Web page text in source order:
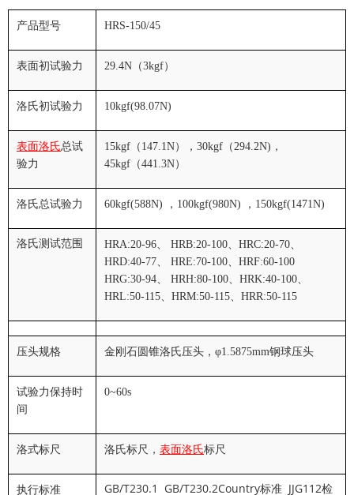
产品型号 HRS-150/45
表面初试验力 29.4N （3kgf）
洛氏初试验力 10kgf(98.07N)
表面洛氏总试
验力
15kgf （ 147.1N）， 30kgf （294.2N) ，
45kgf （441.3N）
洛氏总试验力 60kgf(588N) ， 100kgf(980N) ， 150kgf(1471N)
洛氏测试范围 HRA:20-96、 HRB:20-100、 HRC:20-70、
HRD:40-77、 HRE:70-100、 HRF:60-100
HRG:30-94、 HRH:80-100、 HRK:40-100、
HRL:50-115、 HRM:50-115、 HRR:50-115
压头规格 金刚石圆锥洛氏压头，φ1.5875mm钢球压头
试验力保持时
间
0~60s
洛式标尺 洛氏标尺， 表面洛氏标尺
执行标准 GB/T230.1 GB/T230.2Country标准 JJG112检